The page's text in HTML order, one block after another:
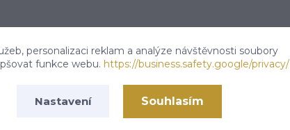
zvýrazňovač chuti(E621), HOŘČICE,
sezamu.
personalizaci reklam a analýze návštěvnosti soubory
funkce webu. https://business.safety.google/privacy/
Nastavení Souhlasím